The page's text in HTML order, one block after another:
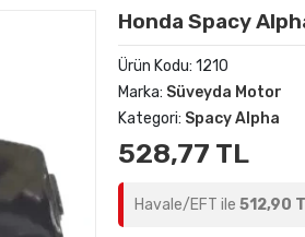
Honda Spacy
Ürün Kodu: 1210
Marka: Süveyda Motor
Kategori: Spacy Alpha
528,77 TL
Havale/EFT ile 512,90